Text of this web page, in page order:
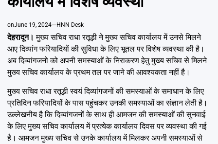
onJune 19, 2024 HNN Desk
देहरादून। मुख्य सचिव राधा रतूड़ी ने मुख्य सचिव कार्यालय में उनसे मिलने
आए दिव्यांग फरियादियों की सुविधा के लिए भूतल पर विशेष व्यवस्था की है।
अब दिव्यांगजनो को अपनी समस्याओं के निराकरण हेतु मुख्य सचिव से मिलने
मुख्य सचिव कार्यालय के प्रथम तल पर जाने की आवश्यकता नहीं है।
मुख्य सचिव राधा रतूड़ी स्वयं दिव्यांगजनों की समस्याओं के समाधान के लिए
प्रतिदिन फरियादियों के पास पहुंचकर उनकी समस्याओं का संज्ञान लेती है।
उल्लेखनीय है कि दिव्यांगजनों के साथ ही आमजन की समस्याओं की सुनवाई
के लिए मुख्य सचिव कार्यालय में प्रत्येक कार्यालय दिवस पर व्यवस्था की गई
है। आमजन मुख्य सचिव से उनके कार्यालय में मिलकर अपनी समस्याओं से